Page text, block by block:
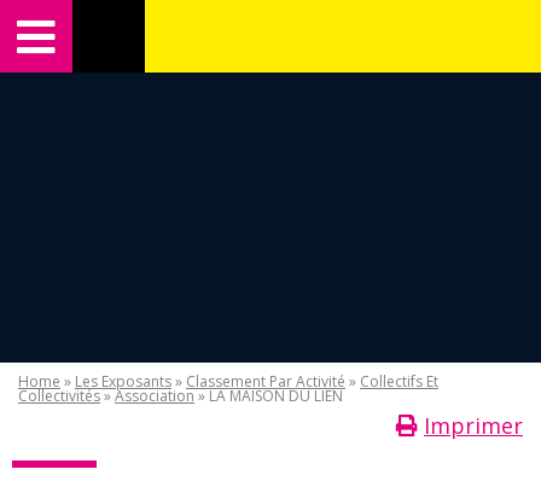
Home » Les Exposants» Classement Par Activité » Collectifs Et
Collectivités»Association» LA MAISON DU LIEN
Imprimer